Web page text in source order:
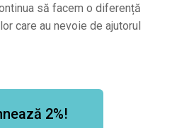
să facem o diferență
care au nevoie de ajutorul
2%!